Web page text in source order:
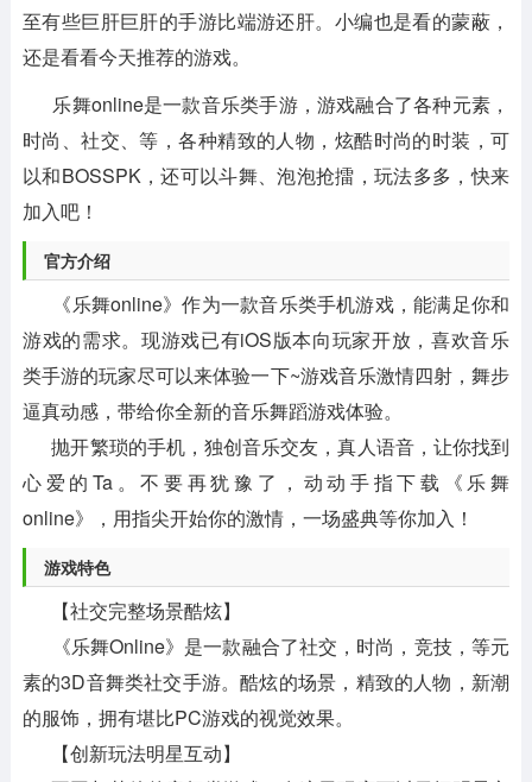
至有些巨肝巨肝的手游比端游还肝。小编也是看的蒙蔽，
还是看看今天推荐的游戏。
乐舞online是一款音乐类手游，游戏融合了各种元素，
时尚、社交、等，各种精致的人物，炫酷时尚的时装，可
以和BOSSPK，还可以斗舞、泡泡抢擂，玩法多多，快来
加入吧！
官方介绍
《乐舞online》作为一款音乐类手机游戏，能满足你和
游戏的需求。现游戏已有iOS版本向玩家开放，喜欢音乐
类手游的玩家尽可以来体验一下~游戏音乐激情四射，舞步
逼真动感，带给你全新的音乐舞蹈游戏体验。
抛开繁琐的手机，独创音乐交友，真人语音，让你找到
心爱的Ta。不要再犹豫了，动动手指下载《乐舞
online》，用指尖开始你的激情，一场盛典等你加入！
游戏特色
【社交完整场景酷炫】
《乐舞Online》是一款融合了社交，时尚，竞技，等元
素的3D音舞类社交手游。酷炫的场景，精致的人物，新潮
的服饰，拥有堪比PC游戏的视觉效果。
【创新玩法明星互动】